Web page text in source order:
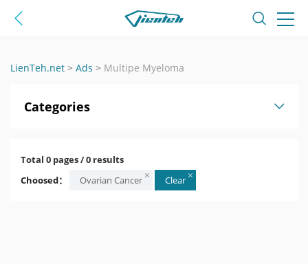
LienTeh.net > Ads > Multipe Myeloma
Categories
Total 0 pages / 0 results
Choosed：
Ovarian Cancer Clear